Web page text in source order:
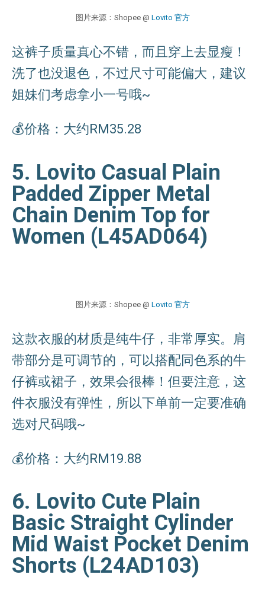
图片来源：Shopee @ Lovito 官方
这裤子质量真心不错，而且穿上去显瘦！
洗了也没退色，不过尺寸可能偏大，建议
姐妹们考虑拿小一号哦~
💰价格：大约RM35.28
5. Lovito Casual Plain
Padded Zipper Metal
Chain Denim Top for
Women (L45AD064)
图片来源：Shopee @ Lovito 官方
这款衣服的材质是纯牛仔，非常厚实。肩
带部分是可调节的，可以搭配同色系的牛
仔裤或裙子，效果会很棒！但要注意，这
件衣服没有弹性，所以下单前一定要准确
选对尺码哦~
💰价格：大约RM19.88
6. Lovito Cute Plain
Basic Straight Cylinder
Mid Waist Pocket Denim
Shorts (L24AD103)